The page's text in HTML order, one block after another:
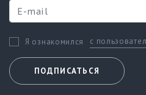
Я ознакомился с
ПОДПИСАТЬСЯ